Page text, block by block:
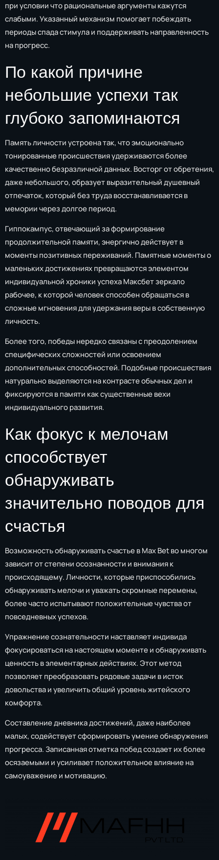
при условии что рациональные аргументы кажутся
слабыми. Указанный механизм помогает побеждать
периоды спада стимула и поддерживать направленность
на прогресс.
По какой причине
небольшие успехи так
глубоко запоминаются
Память личности устроена так, что эмоционально
тонированные происшествия удерживаются более
качественно безразличной данных. Восторг от обретения,
даже небольшого, образует выразительный душевный
отпечаток, который без труда восстанавливается в
мемории через долгое период.
Гиппокампус, отвечающий за формирование
продолжительной памяти, энергично действует в
моменты позитивных переживаний. Памятные моменты о
маленьких достижениях превращаются элементом
индивидуальной хроники успеха Максбет зеркало
рабочее, к которой человек способен обращаться в
сложные мгновения для удержания веры в собственную
личность.
Более того, победы нередко связаны с преодолением
специфических сложностей или освоением
дополнительных способностей. Подобные происшествия
натурально выделяются на контрасте обычных дел и
фиксируются в памяти как существенные вехи
индивидуального развития.
Как фокус к мелочам
способствует
обнаруживать
значительно поводов для
счастья
Возможность обнаруживать счастье в Max Bet во многом
зависит от степени осознанности и внимания к
происходящему. Личности, которые приспособились
обнаруживать мелочи и уважать скромные перемены,
более часто испытывают положительные чувства от
повседневных успехов.
Упражнение сознательности наставляет индивида
фокусироваться на настоящем моменте и обнаруживать
ценность в элементарных действиях. Этот метод
позволяет преобразовать рядовые задачи в исток
довольства и увеличить общий уровень житейского
комфорта.
Составление дневника достижений, даже наиболее
малых, содействует сформировать умение обнаружения
прогресса. Записанная отметка побед создает их более
осязаемыми и усиливает положительное влияние на
самоуважение и мотивацию.